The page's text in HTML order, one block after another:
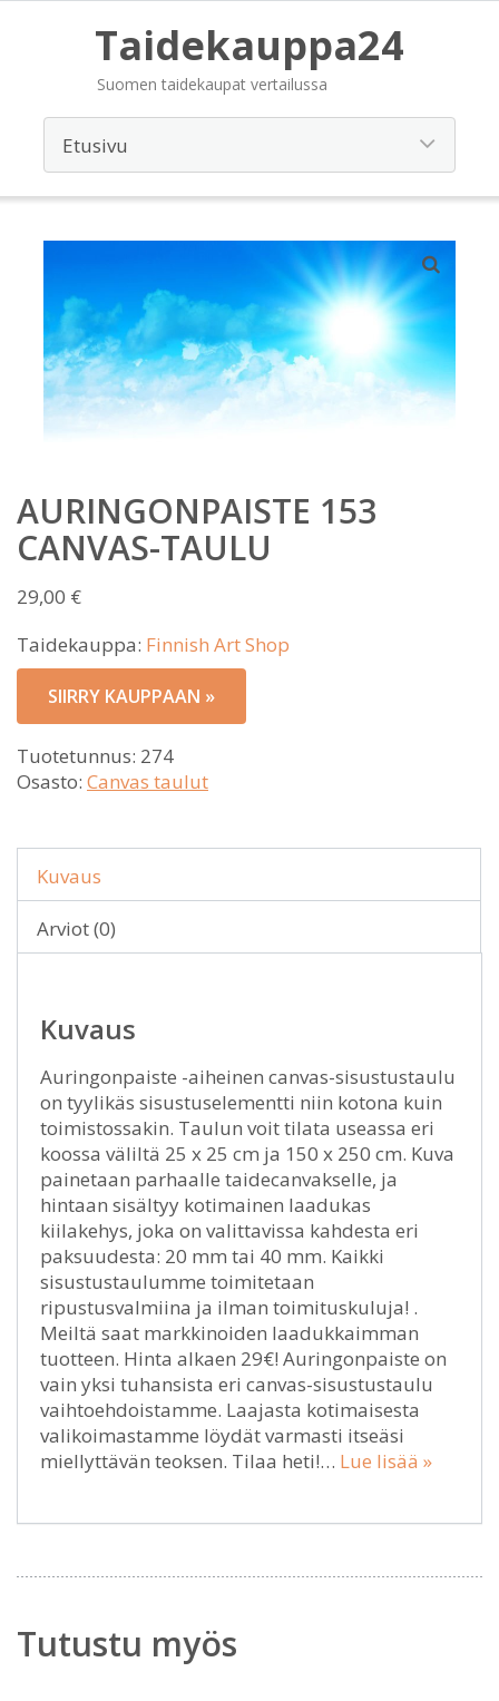
Taidekauppa24
Suomen taidekaupat vertailussa
AURINGONPAISTE 153
CANVAS-TAULU
29,00 €
Taidekauppa: Finnish Art Shop
SIIRRY KAUPPAAN »
Tuotetunnus: 274
Osasto: Canvas taulut
Kuvaus
Arviot (0)
Kuvaus
Auringonpaiste -aiheinen canvas-sisustustaulu
on tyylikäs sisustuselementti niin kotona kuin
toimistossakin. Taulun voit tilata useassa eri
koossa väliltä 25 x 25 cm ja 150 x 250 cm. Kuva
painetaan parhaalle taidecanvakselle, ja
hintaan sisältyy kotimainen laadukas
kiilakehys, joka on valittavissa kahdesta eri
paksuudesta: 20 mm tai 40 mm. Kaikki
sisustustaulumme toimitetaan
ripustusvalmiina ja ilman toimituskuluja! .
Meiltä saat markkinoiden laadukkaimman
tuotteen. Hinta alkaen 29€! Auringonpaiste on
vain yksi tuhansista eri canvas-sisustustaulu
vaihtoehdoistamme. Laajasta kotimaisesta
valikoimastamme löydät varmasti itseäsi
miellyttävän teoksen. Tilaa heti!… Lue lisää »
Tutustu myös